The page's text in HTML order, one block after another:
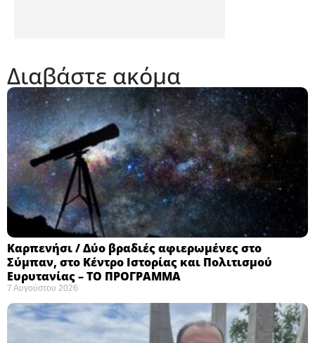
Διαβάστε ακόμα
Καρπενήσι / Δύο βραδιές αφιερωμένες στο
Σύμπαν, στο Κέντρο Ιστορίας και Πολιτισμού
Ευρυτανίας – ΤΟ ΠΡΟΓΡΑΜΜΑ
7 Αυγούστου 2026